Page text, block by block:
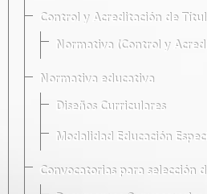
Control y Acreditación de
Normativa (Control y
Normativa educativa
Diseños Curriculares
Modalidad Educación
Convocatorias para selección